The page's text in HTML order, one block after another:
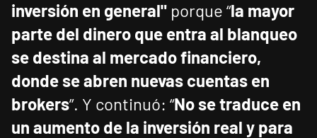
inversión en general" porque “la mayor
parte del dinero que entra al blanqueo
se destina al mercado financiero,
donde se abren nuevas cuentas en
brokers”. Y continuó: “No se traduce en
un aumento de la inversión real y para